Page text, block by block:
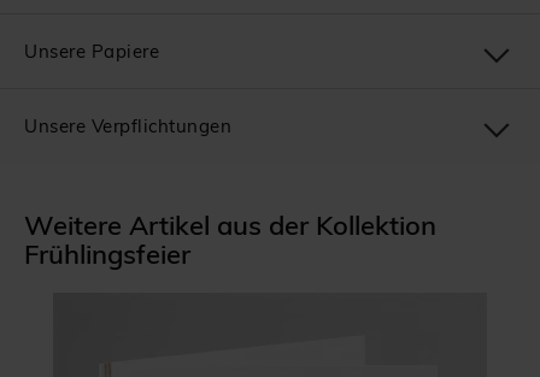
Weitere Artikel aus der Kollektion
Frühlingsfeier
Unsere Papiere
Unsere Verpflichtungen